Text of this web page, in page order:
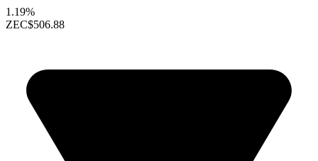
1.19%
ZEC$506.88